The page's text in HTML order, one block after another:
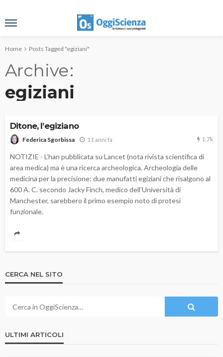
Home Posts Tagged "egiziani"
Archive
egiziani
Ditone, l’egiziano
Federica Sgorbissa 11 anni fa 1.7k
NOTIZIE - L’han pubblicata su Lancet (nota rivista scientifica di
area medica) ma è una ricerca archeologica. Archeologia delle
medicina per la precisione: due manufatti egiziani che risalgono al
600 A. C. secondo Jacky Finch, medico dell’Università di
Manchester, sarebbero il primo esempio noto di protesi
funzionale.
CERCA NEL SITO
ULTIMI ARTICOLI